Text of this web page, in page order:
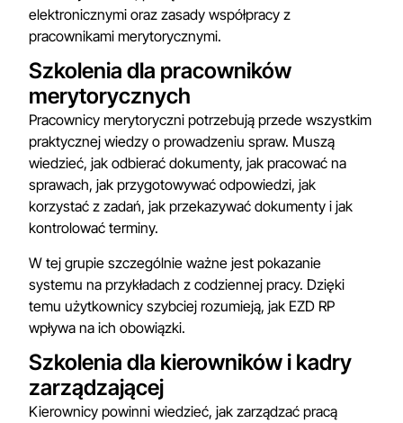
elektronicznymi oraz zasady współpracy z
pracownikami merytorycznymi.
Szkolenia dla pracowników
merytorycznych
Pracownicy merytoryczni potrzebują przede wszystkim
praktycznej wiedzy o prowadzeniu spraw. Muszą
wiedzieć, jak odbierać dokumenty, jak pracować na
sprawach, jak przygotowywać odpowiedzi, jak
korzystać z zadań, jak przekazywać dokumenty i jak
kontrolować terminy.
W tej grupie szczególnie ważne jest pokazanie
systemu na przykładach z codziennej pracy. Dzięki
temu użytkownicy szybciej rozumieją, jak EZD RP
wpływa na ich obowiązki.
Szkolenia dla kierowników i kadry
zarządzającej
Kierownicy powinni wiedzieć, jak zarządzać pracą